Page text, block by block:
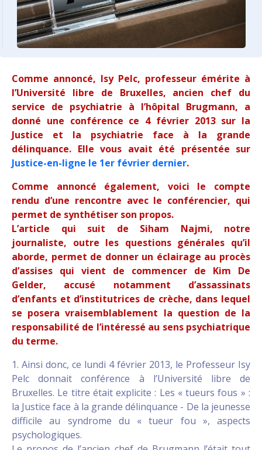
Comme annoncé, Isy Pelc, professeur émérite à
l’Université libre de Bruxelles, ancien chef du
service de psychiatrie à l’hôpital Brugmann, a
donné une conférence ce 4 février 2013 sur la
Justice et la psychiatrie face à la grande
délinquance. Elle vous avait été présentée sur
Justice-en-ligne le 1er février dernier.
Comme annoncé également, voici le compte
rendu d’une rencontre avec le conférencier, qui
permet de synthétiser son propos.
L’article qui suit de Siham Najmi, notre
journaliste, outre les questions générales qu’il
aborde, permet de donner un éclairage au procès
d’assises qui vient de commencer de Kim De
Gelder, accusé notamment d’assassinats
d’enfants et d’institutrices de crèche, dans lequel
se posera vraisemblablement la question de la
responsabilité de l’intéressé au sens psychiatrique
du terme.
1. Ainsi donc, ce lundi 4 février 2013, le Professeur Isy
Pelc donnait conférence à l’Université libre de
Bruxelles. Le titre était explicite : Les « tueurs fous » :
la Justice face à la grande délinquance - De la jeunesse
difficile au syndrome du « tueur fou », aspects
psychologiques.